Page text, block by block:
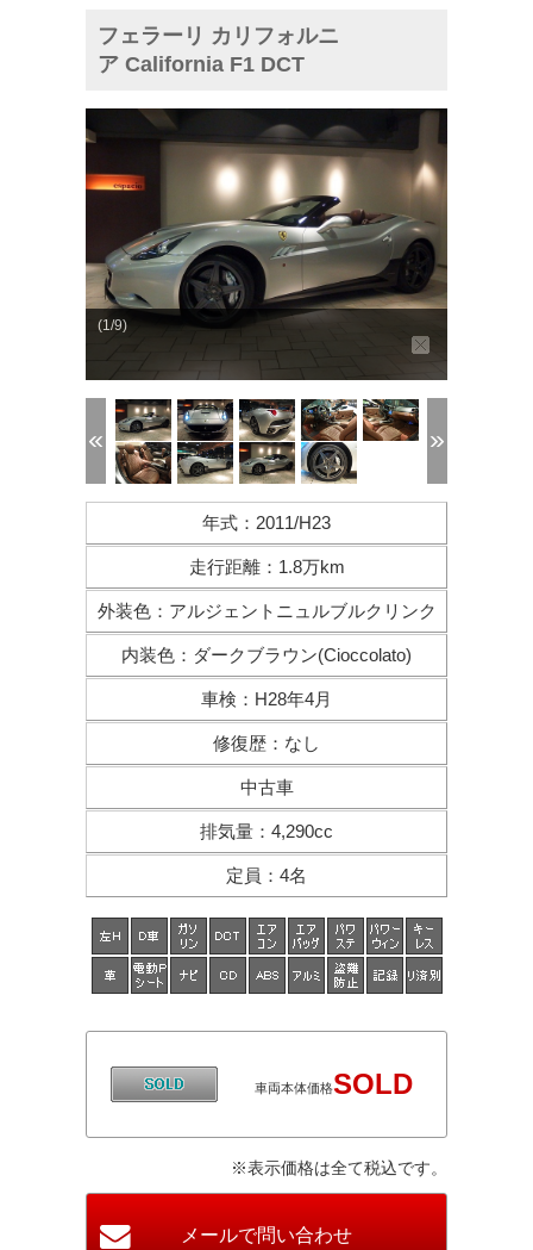
フェラーリ カリフォルニ
ア California F1 DCT
(1/9)
年式 ： 2011/H23
走行距離： 1.8万km
外装色： アルジェントニュルブルクリンク
内装色 ： ダークブラウン(Cioccolato)
車検 ： H28年4月
修復歴 ： なし
中古車
排気量 ： 4,290cc
定員 ： 4名
車両本体価格SOLD
※表示価格は全て税込です。